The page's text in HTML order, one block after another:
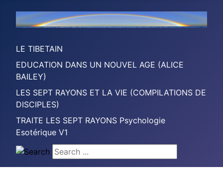
LE TIBETAIN
EDUCATION DANS UN NOUVEL AGE (ALICE
BAILEY)
LES SEPT RAYONS ET LA VIE (COMPILATIONS DE
DISCIPLES)
TRAITE LES SEPT RAYONS Psychologie
Esotérique V1
Search ...